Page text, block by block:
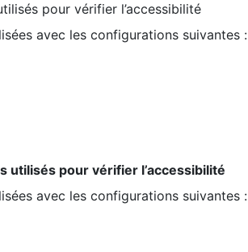
pour vérifier l’accessibilité
avec les configurations suivantes :
utilisés pour vérifier l’accessibilité
avec les configurations suivantes :